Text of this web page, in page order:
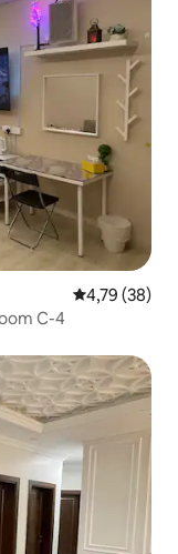
Gemiddelde
4,79 (38)
C-4